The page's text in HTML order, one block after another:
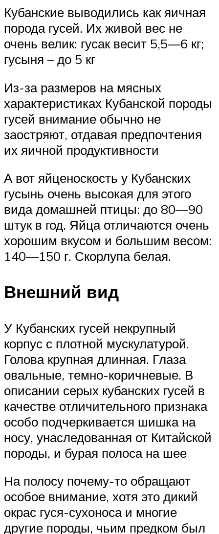
Кубанские выводились как яичная
порода гусей. Их живой вес не
очень велик: гусак весит 5,5—6 кг;
гусыня – до 5 кг
Из-за размеров на мясных
характеристиках Кубанской породы
гусей внимание обычно не
заостряют, отдавая предпочтения
их яичной продуктивности
А вот яйценоскость у Кубанских
гусынь очень высокая для этого
вида домашней птицы: до 80—90
штук в год. Яйца отличаются очень
хорошим вкусом и большим весом:
140—150 г. Скорлупа белая.
Внешний вид
У Кубанских гусей некрупный
корпус с плотной мускулатурой.
Голова крупная длинная. Глаза
овальные, темно-коричневые. В
описании серых кубанских гусей в
качестве отличительного признака
особо подчеркивается шишка на
носу, унаследованная от Китайской
породы, и бурая полоса на шее
На полосу почему-то обращают
особое внимание, хотя это дикий
окрас гуся-сухоноса и многие
другие породы, чьим предком был